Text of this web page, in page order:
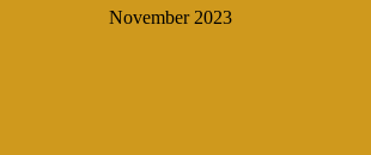
November 2023